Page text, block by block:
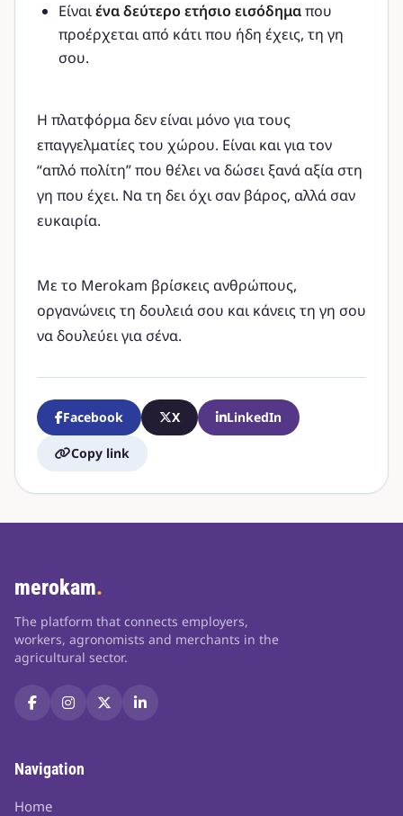
Είναιένα δεύτερο ετήσιο εισόδημαπου
προέρχεται από κάτι που ήδη έχεις, τη γη
σου.
Η πλατφόρμα δεν είναι μόνο για τους
επαγγελματίες του χώρου. Είναι και για τον
“απλό πολίτη” που θέλει να δώσει ξανά αξία στη
γη που έχει. Να τη δει όχι σαν βάρος, αλλά σαν
ευκαιρία.
Με το Merokam βρίσκεις ανθρώπους,
οργανώνεις τη δουλειά σου και κάνεις τη γη σου
να δουλεύει για σένα.
Facebook X LinkedIn
Copy link
merokam.
The platform that connects employers,
workers, agronomists and merchants in the
agricultural sector.
Navigation
Home